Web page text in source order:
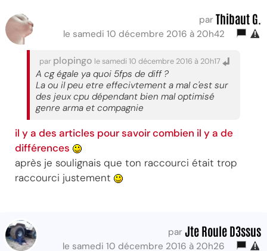
par Thibaut G.
le samedi 10 décembre 2016 à 20h42
par plopingo le samedi 10 décembre 2016 à 20h17
A cg égale ya quoi 5fps de diff ?
La ou il peu etre effecivtement a mal c'est sur
des jeux cpu dépendant bien mal optimisé
genre arma et compagnie
il y a des articles pour savoir combien il y a de
différences
après je soulignais que ton raccourci était trop
raccourci justement
par Jte Roule D3ssus
le samedi 10 décembre 2016 à 20h26